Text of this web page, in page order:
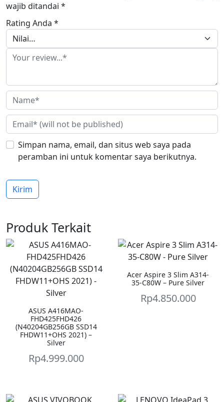
wajib ditandai *
Rating Anda *
Simpan nama, email, dan situs web saya pada
peramban ini untuk komentar saya berikutnya.
Produk Terkait
ASUS A416MAO-
FHD425FHD426
(N40204GB256GB SSD14
FHDW11+OHS 2021) –
Silver
Rp4.999.000
Acer Aspire 3 Slim A314-
35-C80W – Pure Silver
Rp4.850.000